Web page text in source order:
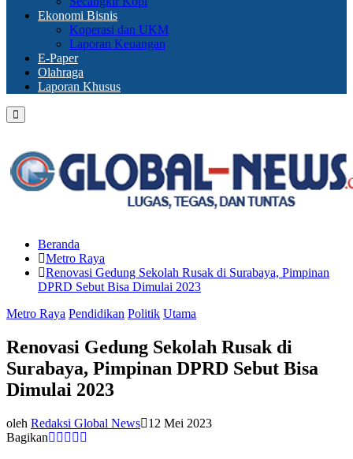
Ekonomi Bisnis
Koperasi dan UKM
Laporan Keuangan
E-Paper
Olahraga
Laporan Khusus
Primary
Menu
Beranda
Metro Raya
Renovasi Gedung Sekolah Rusak di Surabaya, Pimpinan
DPRD Sebut Bisa Dimulai 2023
Metro Raya Pendidikan Politik Utama
Renovasi Gedung Sekolah Rusak di
Surabaya, Pimpinan DPRD Sebut Bisa
Dimulai 2023
oleh Redaksi Global News
12 Mei 2023
Bagikan